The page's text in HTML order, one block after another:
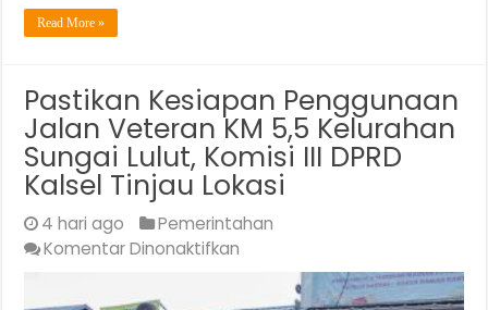
Read More »
Pastikan Kesiapan Penggunaan
Jalan Veteran KM 5,5 Kelurahan
Sungai Lulut, Komisi III DPRD
Kalsel Tinjau Lokasi
4 hari ago
Pemerintahan
Komentar Dinonaktifkan
Pastikan
Kesiapan